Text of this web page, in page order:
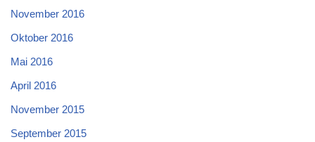
November 2016
Oktober 2016
Mai 2016
April 2016
November 2015
September 2015